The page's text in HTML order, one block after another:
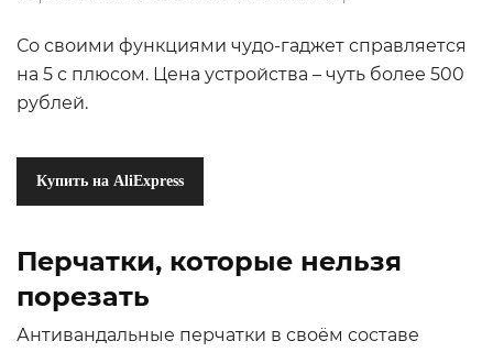
Со своими функциями чудо-гаджет справляется
на 5 с плюсом. Цена устройства – чуть более 500
рублей.
Купить на AliExpress
Перчатки, которые нельзя
порезать
Антивандальные перчатки в своём составе